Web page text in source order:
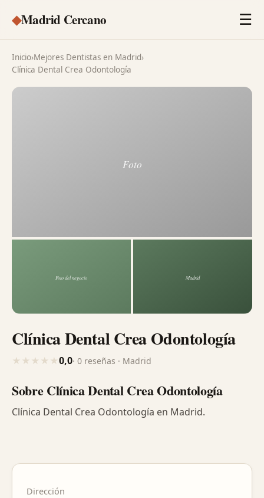
◆Madrid Cercano ☰
Inicio›Mejores Dentistas en Madrid›
Clínica Dental Crea Odontología
Clínica Dental Crea Odontología
★ ★ ★ ★ ★0,0· 0 reseñas · Madrid
Sobre Clínica Dental Crea Odontología
Clínica Dental Crea Odontología en Madrid.
Dirección